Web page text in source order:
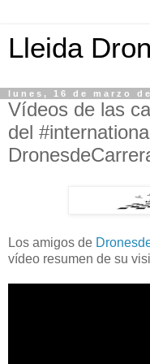
Lleida
lunes, 16 de marzo
Vídeos de las
del
Los amigos de
vídeo resumen de su